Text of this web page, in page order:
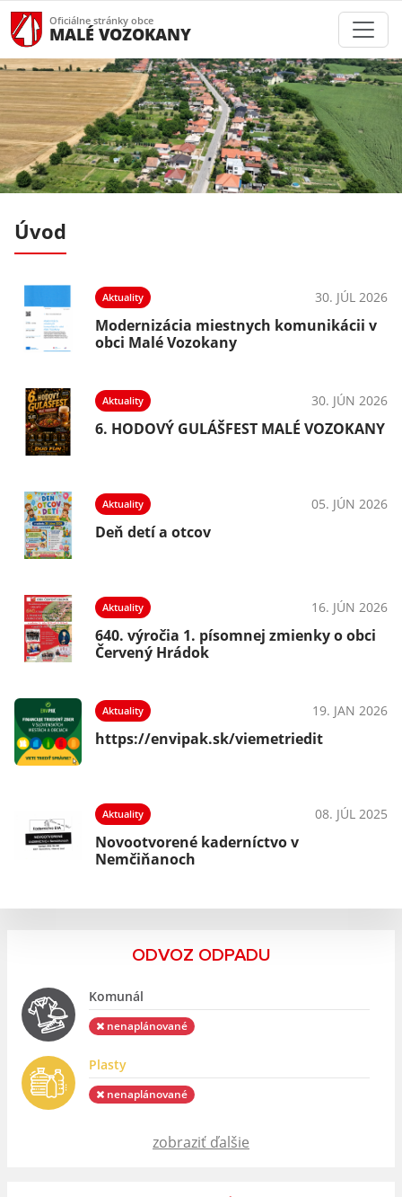
Oficiálne stránky obce
MALÉ VOZOKANY
Úvod
Aktuality 30. JÚL 2026
Modernizácia miestnych komunikácii v
obci Malé Vozokany
Aktuality 30. JÚN 2026
6. HODOVÝ GULÁŠFEST MALÉ VOZOKANY
Aktuality 05. JÚN 2026
Deň detí a otcov
Aktuality 16. JÚN 2026
640. výročia 1. písomnej zmienky o obci
Červený Hrádok
Aktuality 19. JAN 2026
https://envipak.sk/viemetriedit
Aktuality 08. JÚL 2025
Novootvorené kaderníctvo v
Nemčiňanoch
ODVOZ ODPADU
Komunál
nenaplánované
Plasty
nenaplánované
zobraziť ďalšie